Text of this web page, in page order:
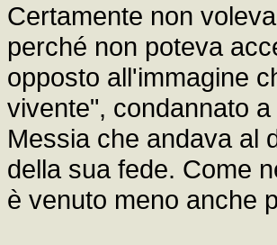
Certamente non
perché non poteva
opposto all'immagine
vivente", condannato
Messia che andava al
della sua fede. Come
è venuto meno anche